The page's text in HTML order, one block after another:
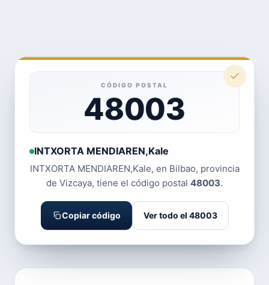
CÓDIGO POSTAL
48003
INTXORTA MENDIAREN,Kale
INTXORTA MENDIAREN,Kale, en Bilbao, provincia
de Vizcaya, tiene el código postal 48003.
Copiar código Ver todo el 48003